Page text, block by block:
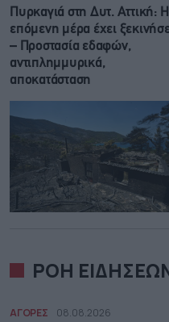
Πυρκαγιά στη Δυτ. Αττική: Η
επόμενη μέρα έχει
– Προστασία εδαφών,
αντιπλημμυρικά,
αποκατάσταση
ΡΟΗ
ΑΓΟΡΕΣ 08.08.2026